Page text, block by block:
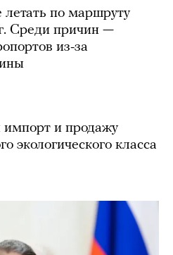
летать по маршруту
Среди причин —
из-за
и продажу
экологического класса